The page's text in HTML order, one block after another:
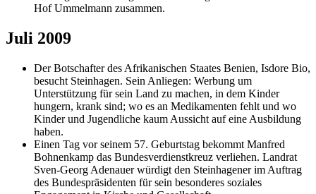
Hof Ummelmann zusammen.
Juli 2009
Der Botschafter des Afrikanischen Staates Benien, Isdore Bio,
besucht Steinhagen. Sein Anliegen: Werbung um
Unterstützung für sein Land zu machen, in dem Kinder
hungern, krank sind; wo es an Medikamenten fehlt und wo
Kinder und Jugendliche kaum Aussicht auf eine Ausbildung
haben.
Einen Tag vor seinem 57. Geburtstag bekommt Manfred
Bohnenkamp das Bundesverdienstkreuz verliehen. Landrat
Sven-Georg Adenauer würdigt den Steinhagener im Auftrag
des Bundespräsidenten für sein besonderes soziales